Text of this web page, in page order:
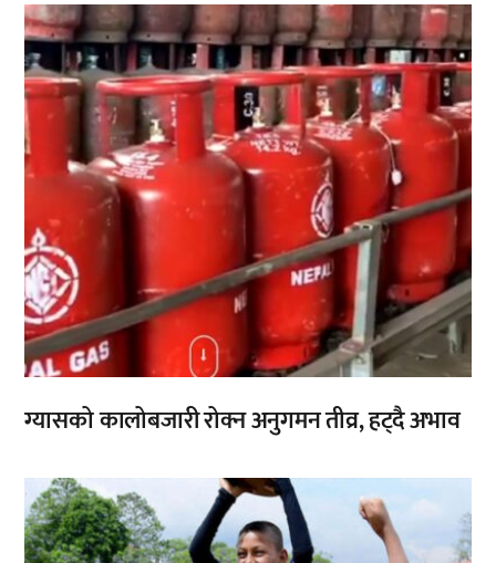
,
ग्यासको कालोबजारी रोक्न अनुगमन तीव्र, हट्दै अभाव
,